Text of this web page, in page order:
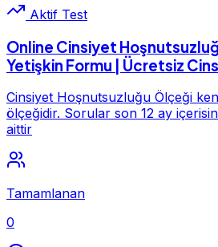
Aktif Test
Online Cinsiyet
Yetişkin Formu | Ücretsiz
Cinsiyet Hoşnutsuzluğu Ölçeği
ölçeğidir. Sorular son 12 ay
aittir
Tamamlanan
0